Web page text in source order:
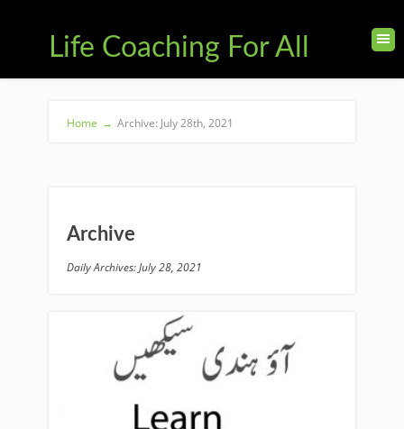
Life Coaching For All
Home → Archive: July 28th, 2021
Archive
Daily Archives: July 28, 2021